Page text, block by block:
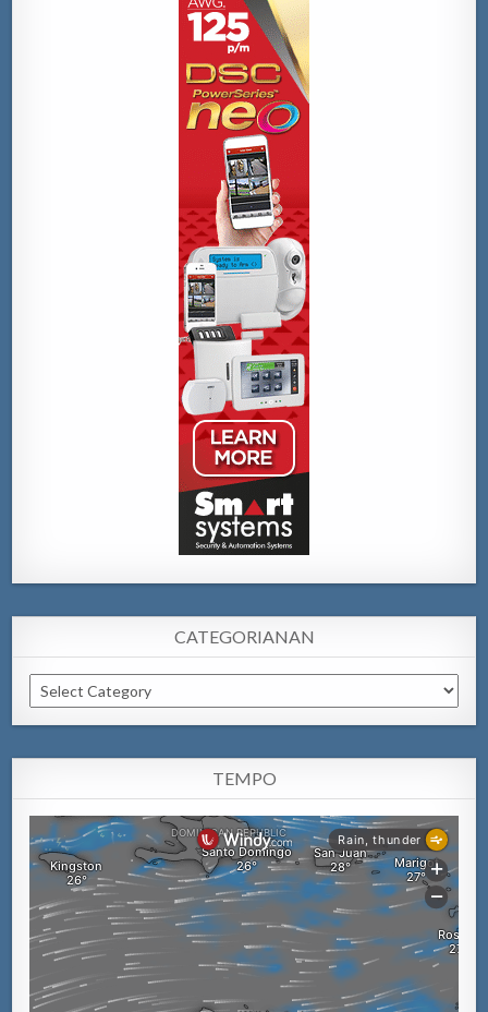
CATEGORIANAN
Categorianan
TEMPO